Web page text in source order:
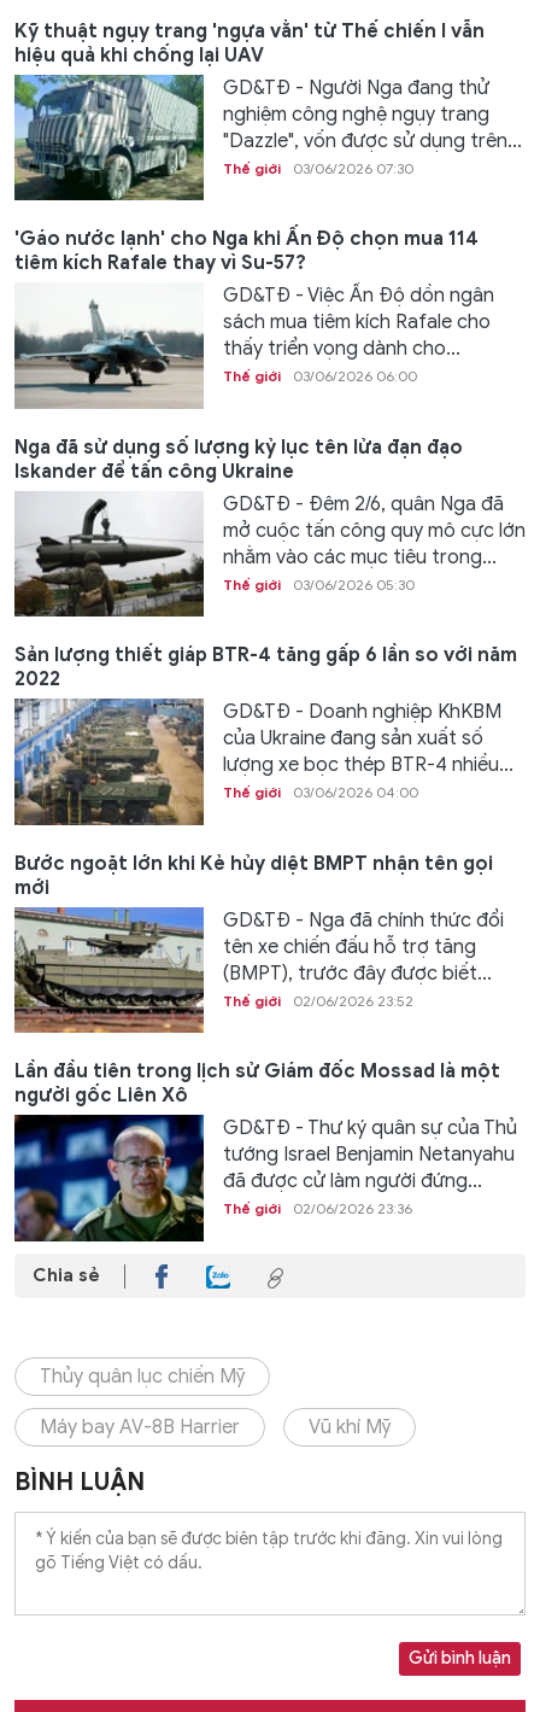
Kỹ thuật ngụy trang 'ngựa vằn' từ Thế chiến I vẫn
hiệu quả khi chống lại UAV
GD&TĐ - Người Nga đang thử
nghiệm công nghệ ngụy trang
"Dazzle", vốn được sử dụng trên...
Thế giới 03/06/2026 07:30
'Gáo nước lạnh' cho Nga khi Ấn Độ chọn mua 114
tiêm kích Rafale thay vì Su-57?
GD&TĐ - Việc Ấn Độ dồn ngân
sách mua tiêm kích Rafale cho
thấy triển vọng dành cho...
Thế giới 03/06/2026 06:00
Nga đã sử dụng số lượng kỷ lục tên lửa đạn đạo
Iskander để tấn công Ukraine
GD&TĐ - Đêm 2/6, quân Nga đã
mở cuộc tấn công quy mô cực lớn
nhằm vào các mục tiêu trong...
Thế giới 03/06/2026 05:30
Sản lượng thiết giáp BTR-4 tăng gấp 6 lần so với năm
2022
GD&TĐ - Doanh nghiệp KhKBM
của Ukraine đang sản xuất số
lượng xe bọc thép BTR-4 nhiều...
Thế giới 03/06/2026 04:00
Bước ngoặt lớn khi Kẻ hủy diệt BMPT nhận tên gọi
mới
GD&TĐ - Nga đã chính thức đổi
tên xe chiến đấu hỗ trợ tăng
(BMPT), trước đây được biết...
Thế giới 02/06/2026 23:52
Lần đầu tiên trong lịch sử Giám đốc Mossad là một
người gốc Liên Xô
GD&TĐ - Thư ký quân sự của Thủ
tướng Israel Benjamin Netanyahu
đã được cử làm người đứng...
Thế giới 02/06/2026 23:36
Chia sẻ
Thủy quân lục chiến Mỹ
Máy bay AV-8B Harrier Vũ khí Mỹ
BÌNH LUẬN
Gửi bình luận